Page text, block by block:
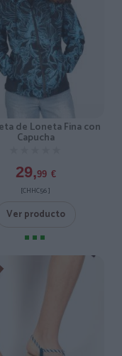
de Loneta Fina con
Capucha
29,99 €
[CHHC56 ]
Ver producto